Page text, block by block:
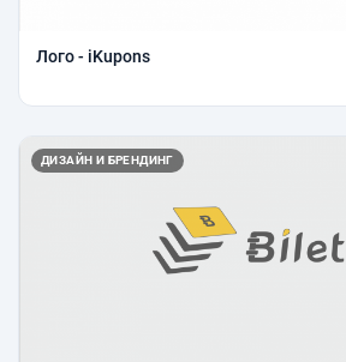
Лого - iKupons
ДИЗАЙН И БРЕНДИНГ